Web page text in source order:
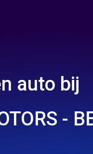
auto bij
-